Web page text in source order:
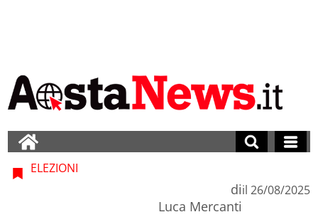
ELEZIONI
di
Luca Mercanti
il 26/08/2025